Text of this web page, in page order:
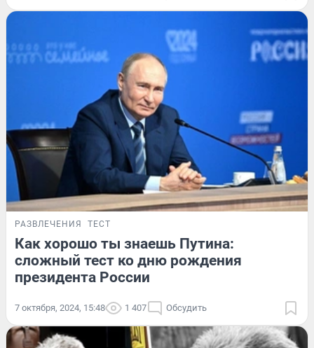
РАЗВЛЕЧЕНИЯ ТЕСТ
Как хорошо ты знаешь Путина:
сложный тест ко дню рождения
президента России
7 октября, 2024, 15:48 1 407 Обсудить